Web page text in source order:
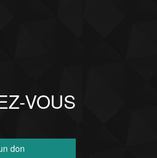
VOUS
don